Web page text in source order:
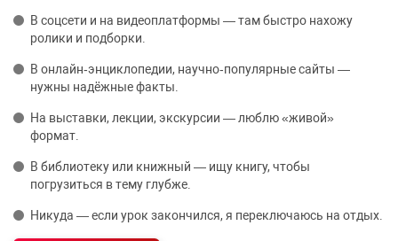
В соцсети и на видеоплатформы — там быстро нахожу
ролики и подборки.
В онлайн‑энциклопедии, научно‑популярные сайты —
нужны надёжные факты.
На выставки, лекции, экскурсии — люблю «живой»
формат.
В библиотеку или книжный — ищу книгу, чтобы
погрузиться в тему глубже.
Никуда — если урок закончился, я переключаюсь на отдых.